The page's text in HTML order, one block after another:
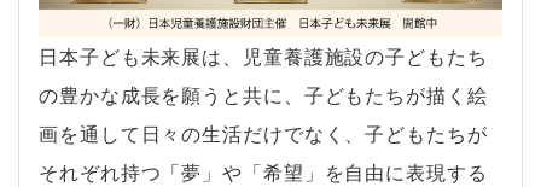
日本子ども未来展は、児童養護施設の子どもたち
の豊かな成長を願うと共に、子どもたちが描く絵
画を通して日々の生活だけでなく、子どもたちが
それぞれ持つ「夢」や「希望」を自由に表現する